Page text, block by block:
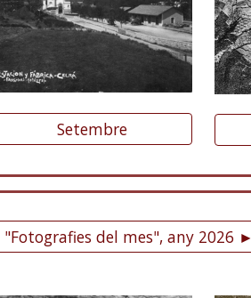
Setembre
"Fotografies del mes", any 2026 ►